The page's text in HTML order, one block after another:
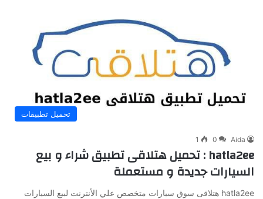
تحميل تطبيقات
Aida
0
1
hatla2ee : تحميل هتلاقى تطبيق شراء و بيع
السيارات جديدة و مستعملة
hatla2ee هتلاقى سوق سيارات متخصص علي الأنترنت لبيع السيارات